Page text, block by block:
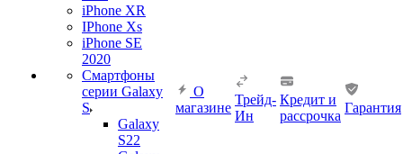
iPhone XR
IPhone Xs
iPhone SE
2020
Смартфоны
серии Galaxy
S
Galaxy
S22
О
магазине
Трейд-
Ин
Кредит и
рассрочка
Гарантия